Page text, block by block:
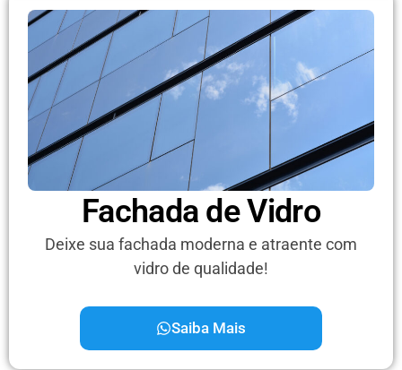
Fachada de Vidro
Deixe sua fachada moderna e atraente com
vidro de qualidade!
Saiba Mais